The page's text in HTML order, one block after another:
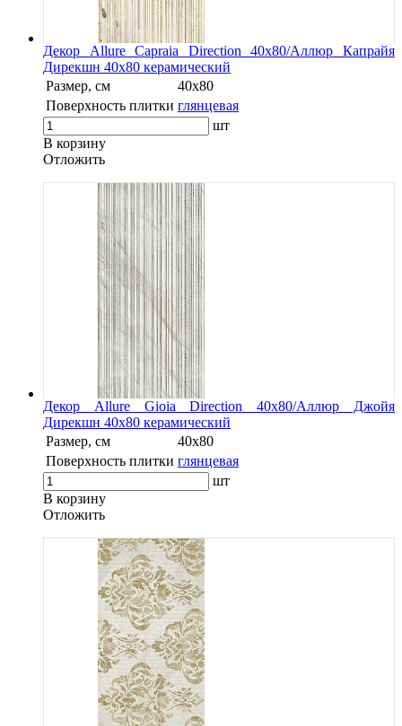
Декор Allure Capraia Direction 40x80/Аллюр Капрайя
Дирекшн 40x80 керамический
Размер, см
40x80
Поверхность плитки глянцевая
шт
В корзину
Oтложить
Декор Allure Gioia Direction 40x80/Аллюр Джойя
Дирекшн 40x80 керамический
Размер, см
40x80
Поверхность плитки глянцевая
шт
В корзину
Oтложить